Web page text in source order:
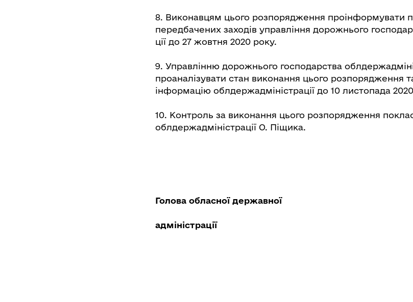
8. Виконавцям цього розпорядження проінформувати
передбачених заходів управління дорожнього
ції до 27 жовтня 2020 року.
9. Управлінню дорожнього господарства
проаналізувати стан виконання цього розпорядження
інформацію облдержадміністрації до 10 листопада
10. Контроль за виконання цього розпорядження
облдержадміністрації О. Піщика.
Голова обласної державної
адміністрації